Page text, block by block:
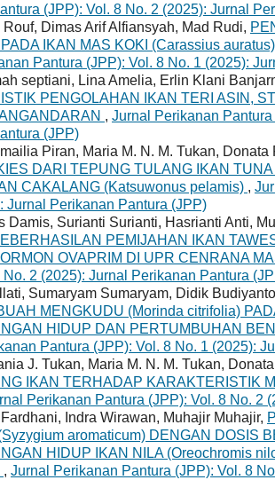
(JPP): Vol. 8 No. 2 (2025): Jurnal
Dimas Arif Alfiansyah, Mad Rudi,
IKAN MAS KOKI (Carassius
Pantura (JPP): Vol. 8 No. 1 (2025):
septiani, Lina Amelia, Erlin Klani
PENGOLAHAN IKAN TERI ASIN,
, Jurnal Perikanan
(JPP)
Piran, Maria M. N. M. Tukan, Donata
DARI TEPUNG TULANG IKAN
CAKALANG (Katsuwonus pelamis) ,
Jurnal Perikanan Pantura (JPP)
Damis, Surianti Surianti, Hasrianti Anti,
PEMIJAHAN IKAN
OVAPRIM DI UPR CENRANA
No. 2 (2025): Jurnal Perikanan Pantura
Sumaryam Sumaryam, Didik
MENGKUDU (Morinda citrifolia)
HIDUP DAN PERTUMBUHAN
Pantura (JPP): Vol. 8 No. 1 (2025):
J. Tukan, Maria M. N. M. Tukan,
IKAN TERHADAP KARAKTERISTIK
Perikanan Pantura (JPP): Vol. 8 No. 2
Indra Wirawan, Muhajir Muhajir,
aromaticum) DENGAN DOSIS
HIDUP IKAN NILA (Oreochromis
, Jurnal Perikanan Pantura (JPP): Vol. 8